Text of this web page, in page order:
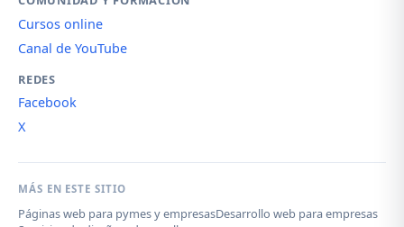
Cursos online
Canal de YouTube
REDES
Facebook
X
MÁS EN ESTE SITIO
Páginas web para pymes y empresasDesarrollo web para empresas